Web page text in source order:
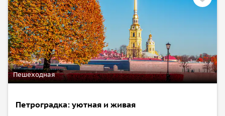
Пешеходная
Петроградка: уютная и живая